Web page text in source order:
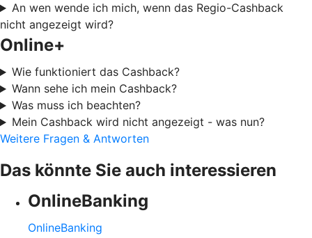
An wen wende ich mich, wenn das Regio-Cashback
nicht angezeigt wird?
Online+
Wie funktioniert das Cashback?
Wann sehe ich mein Cashback?
Was muss ich beachten?
Mein Cashback wird nicht angezeigt - was nun?
Weitere Fragen & Antworten
Das könnte Sie auch interessieren
OnlineBanking
OnlineBanking